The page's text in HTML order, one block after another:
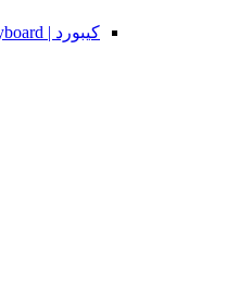
کیبورد | Keyboard